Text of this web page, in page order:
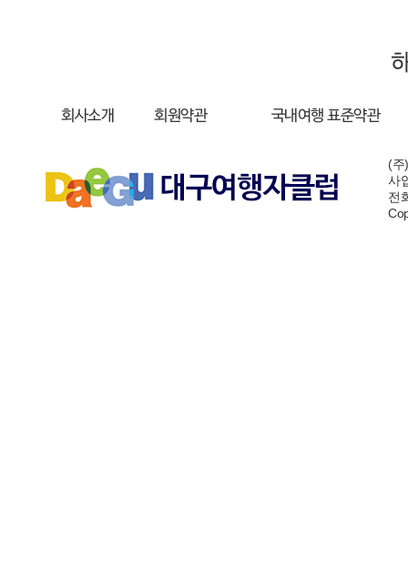
회사소개 회원약관 국내여행 표준약관
(주
사
전